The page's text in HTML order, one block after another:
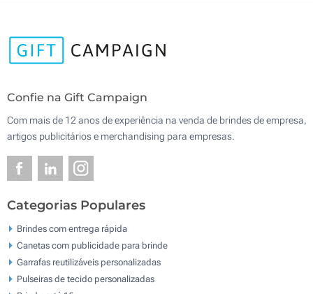
Confie na Gift Campaign
Com mais de 12 anos de experiência na venda de brindes de empresa,
artigos publicitários e merchandising para empresas.
Categorias Populares
Brindes com entrega rápida
Canetas com publicidade para brinde
Garrafas reutilizáveis personalizadas
Pulseiras de tecido personalizadas